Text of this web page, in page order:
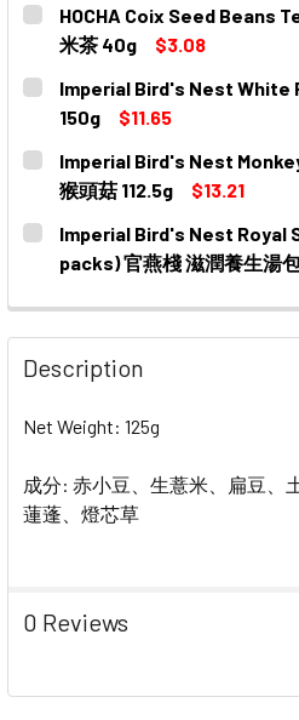
HOCHA Coix Seed Beans
米茶 40g
$3.08
CURRENT
STOCK:
QUANTITY:
DECREASE QUANTITY OF
INCREASE
Imperial Bird's Nest White
150g
$11.65
CURRENT
STOCK:
QUANTITY:
DECREASE QUANTITY OF
INCREASE
Imperial Bird's Nest
猴頭菇 112.5g
$13.21
CURRENT
STOCK:
QUANTITY:
DECREASE QUANTITY OF
INCREASE
Imperial Bird's Nest Royal
packs) 官燕棧 滋潤養生湯
DECREASE QUANTITY OF
INCREASE
Description
Net Weight: 125g
成分: 赤小豆、生薏米、扁豆、
蓮蓬、燈芯草
0 Reviews